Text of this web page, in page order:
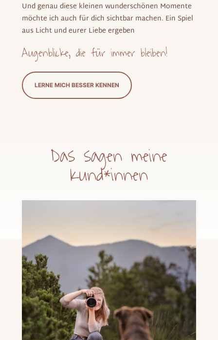
Und genau diese kleinen wunderschönen Momente
möchte ich auch für dich sichtbar machen. Ein Spiel
aus Licht und eurer Liebe ergeben
Augenblicke, die für immer bleiben!
LERNE MICH BESSER KENNEN
Das sagen meine
Kund*innen